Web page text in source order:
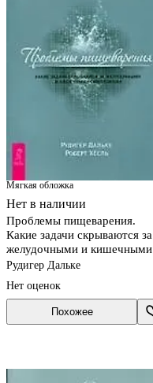
Мягкая обложка
Нет в наличии
Проблемы пищеварения.
Какие задачи скрываются за
желудочными и кишечными
симптомами
Рудигер Дальке
Нет оценок
Похожее